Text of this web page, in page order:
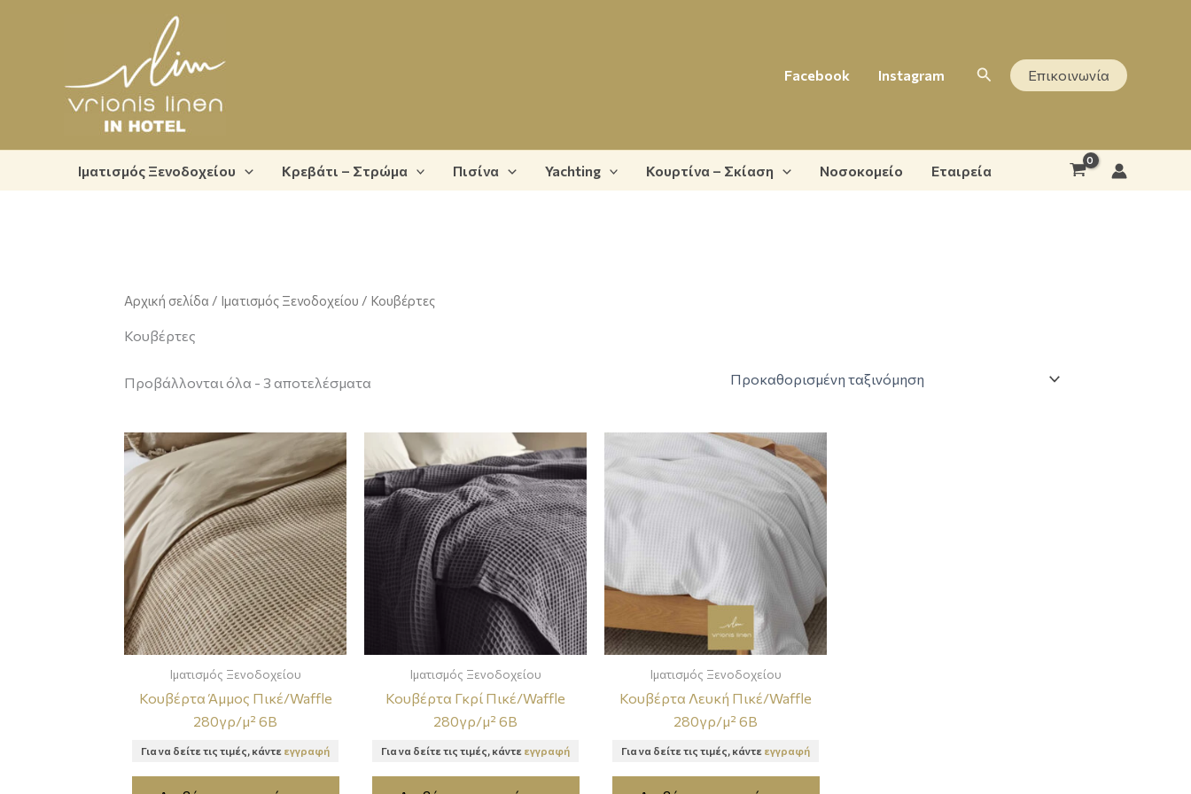
Facebook
Instagram ΑναζήτησηΕπικοινωνία
Ιματισμός Ξενοδοχείου Κρεβάτι – Στρώμα Πισίνα Yachting Κουρτίνα – Σκίαση Νοσοκομείο Εταιρεία
Αρχική σελίδα / Ιματισμός Ξενοδοχείου / Κουβέρτες
Κουβέρτες
Προβάλλονται όλα - 3 αποτελέσματα
Ιματισμός Ξενοδοχείου
Κουβέρτα Άμμος Πικέ/Waffle
280γρ/μ² 6B
Για να δείτε τις τιμές, κάντε εγγραφή
Ιματισμός Ξενοδοχείου
Κουβέρτα Γκρί Πικέ/Waffle
280γρ/μ² 6B
Για να δείτε τις τιμές, κάντε εγγραφή
Ιματισμός Ξενοδοχείου
Κουβέρτα Λευκή Πικέ/Waffle
280γρ/μ² 6B
Για να δείτε τις τιμές, κάντε εγγραφή